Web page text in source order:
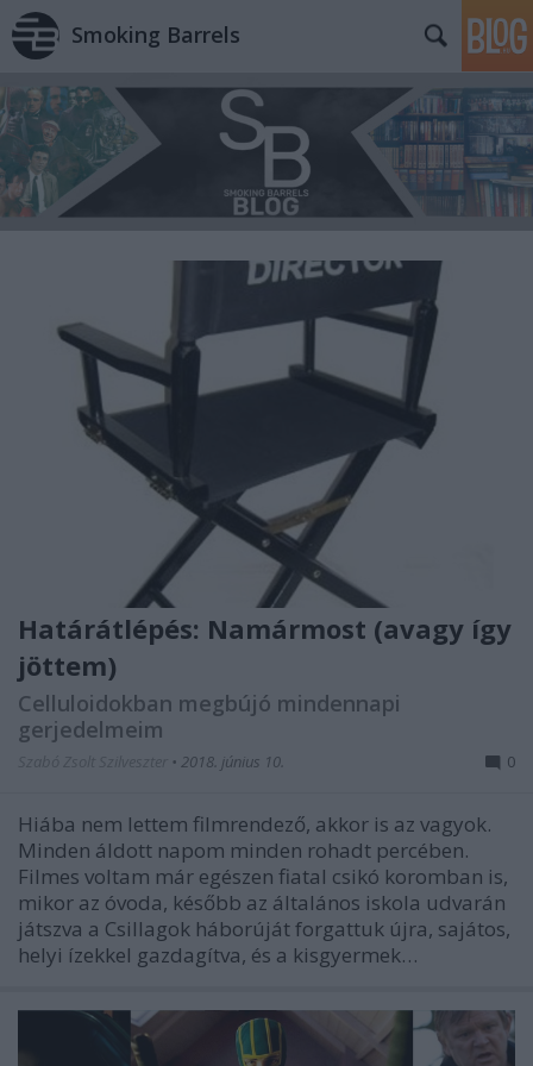
Smoking Barrels
Határátlépés: Namármost (avagy így
jöttem)
Celluloidokban megbújó mindennapi
gerjedelmeim
• 2018. június 10. 0
Hiába nem lettem filmrendező, akkor is az vagyok.
Minden áldott napom minden rohadt percében.
Filmes voltam már egészen fiatal csikó koromban is,
mikor az óvoda, később az általános iskola udvarán
játszva a Csillagok háborúját forgattuk újra, sajátos,
helyi ízekkel gazdagítva, és a kisgyermek…